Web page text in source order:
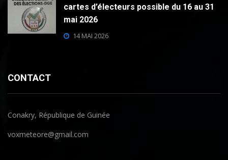
cartes d’électeurs possible du 16 au 31
mai 2026
14 MAI 2026
CONTACT
Conakry, République de Guinée
voxmeteore@gmail.com